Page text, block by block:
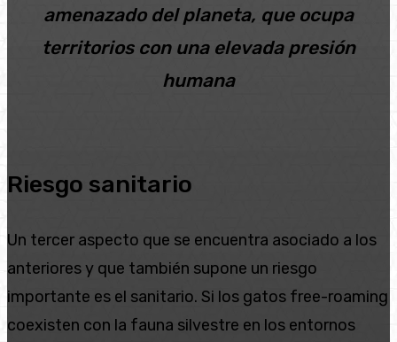
amenazado del planeta, que ocupa
territorios con una elevada presión
humana
Riesgo sanitario
Un tercer aspecto que se encuentra asociado a los
anteriores y que también supone un riesgo
importante es el sanitario. Si los gatos free-roaming
coexisten con la fauna silvestre en los entornos